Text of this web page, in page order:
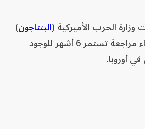
وزارة الحرب الأميركية (البنتاجون)
الحلفاء بإعلانها إجراء مراجعة تستمر 6 أشهر للوجود
أوروبا.